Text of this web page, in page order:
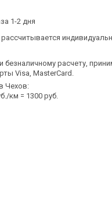
1-2 дня
безналичному расчету,
Visa, MasterCard.
Чехов:
км = 1300 руб.